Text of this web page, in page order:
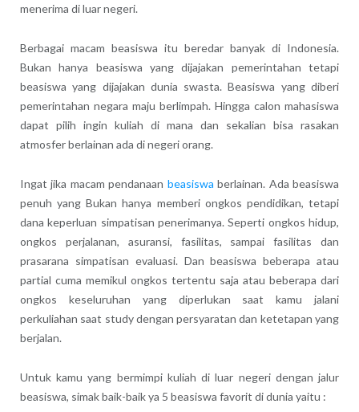
menerima di luar negeri.
Berbagai macam beasiswa itu beredar banyak di Indonesia.
Bukan hanya beasiswa yang dijajakan pemerintahan tetapi
beasiswa yang dijajakan dunia swasta. Beasiswa yang diberi
pemerintahan negara maju berlimpah. Hingga calon mahasiswa
dapat pilih ingin kuliah di mana dan sekalian bisa rasakan
atmosfer berlainan ada di negeri orang.
Ingat jika macam pendanaan beasiswa berlainan. Ada beasiswa
penuh yang Bukan hanya memberi ongkos pendidikan, tetapi
dana keperluan simpatisan penerimanya. Seperti ongkos hidup,
ongkos perjalanan, asuransi, fasilitas, sampai fasilitas dan
prasarana simpatisan evaluasi. Dan beasiswa beberapa atau
partial cuma memikul ongkos tertentu saja atau beberapa dari
ongkos keseluruhan yang diperlukan saat kamu jalani
perkuliahan saat study dengan persyaratan dan ketetapan yang
berjalan.
Untuk kamu yang bermimpi kuliah di luar negeri dengan jalur
beasiswa, simak baik-baik ya 5 beasiswa favorit di dunia yaitu :